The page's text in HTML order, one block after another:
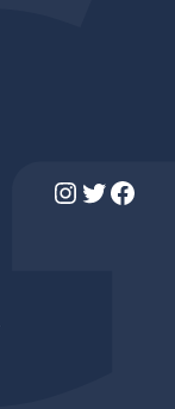
Instagram Twitter Facebook